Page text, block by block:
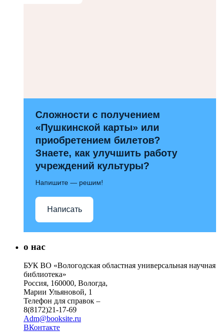
Сложности с получением
«Пушкинской карты» или
приобретением билетов?
Знаете, как улучшить работу
учреждений культуры?
Напишите — решим!
Написать
о нас
БУК ВО «Вологодская областная универсальная научная
библиотека»
Россия, 160000, Вологда,
Марии Ульяновой, 1
Телефон для справок –
8(8172)21-17-69
Adm@booksite.ru
ВКонтакте